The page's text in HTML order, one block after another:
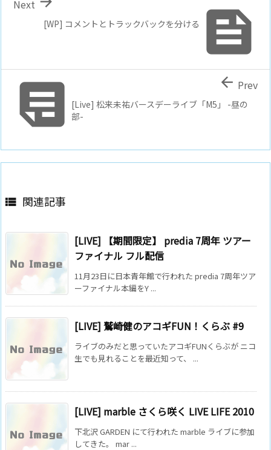

[WP] コメントとトラックバックを分ける
Next
[Live] 松来未祐バースデーライブ「M5」 -昼の
部-
 Prev
 関連記事
[LIVE] 【期間限定】 predia 7周年 ツアー
ファイナル フル配信
11月23日に日本青年館で行われた predia 7周年ツア
ーファイナル本編をY ...
[LIVE] 鷲崎健のアコギFUN！くらぶ #9
ライブのみだと思っていたアコギFUNくらぶが ニコ
生でも見れることを最近知って、 ...
[LIVE] marble さくら咲く LIVE LIFE 2010
下北沢 GARDEN にて行われた marble ライブに参加
してきた。 mar ...